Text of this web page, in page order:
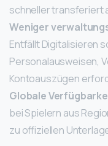
schneller transferiert
Weniger
Entfällt Digitalisieren
Personalausweisen,
Kontoauszügen
Globale
bei Spielern aus
zu offiziellen